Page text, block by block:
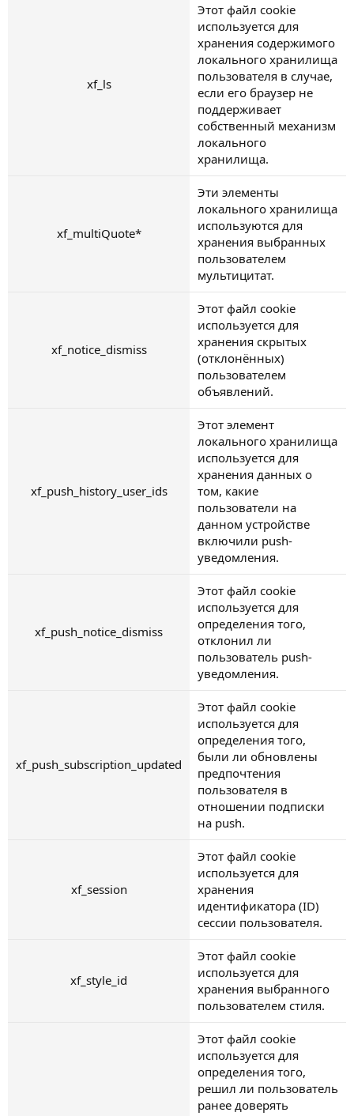
xf_ls
Этот файл cookie
используется для
хранения содержимого
локального хранилища
пользователя в случае,
если его браузер не
поддерживает
собственный механизм
локального
хранилища.
xf_multiQuote*
Эти элементы
локального хранилища
используются для
хранения выбранных
пользователем
мультицитат.
xf_notice_dismiss
Этот файл cookie
используется для
хранения скрытых
(отклонённых)
пользователем
объявлений.
xf_push_history_user_ids
Этот элемент
локального хранилища
используется для
хранения данных о
том, какие
пользователи на
данном устройстве
включили push-
уведомления.
xf_push_notice_dismiss
Этот файл cookie
используется для
определения того,
отклонил ли
пользователь push-
уведомления.
xf_push_subscription_updated
Этот файл cookie
используется для
определения того,
были ли обновлены
предпочтения
пользователя в
отношении подписки
на push.
xf_session
Этот файл cookie
используется для
хранения
идентификатора (ID)
сессии пользователя.
xf_style_id
Этот файл cookie
используется для
хранения выбранного
пользователем стиля.
Этот файл cookie
используется для
определения того,
решил ли пользователь
ранее доверять